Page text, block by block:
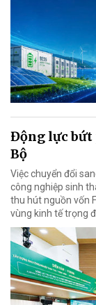
Động lực bứt
Bộ
Việc chuyển đổi
công nghiệp sinh
thu hút nguồn vốn
vùng kinh tế trọng